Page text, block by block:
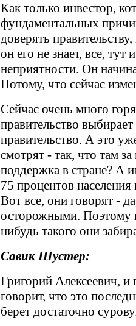
Как только инвестор,
фундаментальных
доверять
он его не знает, все, тут
неприятности. Он
Потому, что сейчас
Сейчас очень много
правительство
правительство. А это
смотрят - так, что там
поддержка в стране? А
75 процентов населения
Вот все, они говорят -
осторожными. Поэтому
нибудь такого они
Савик Шустер:
Григорий Алексеевич, и
говорит, что это
берет достаточно